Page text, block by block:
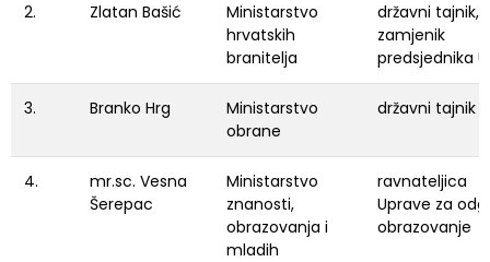
2. Zlatan Bašić
Ministarstvo
hrvatskih
branitelja
državni tajnik,
zamjenik
predsjednika
3. Branko Hrg
Ministarstvo
obrane
državni tajnik
4.
mr.sc. Vesna
Šerepac
Ministarstvo
znanosti,
obrazovanja i
mladih
ravnateljica
Uprave za
obrazovanje